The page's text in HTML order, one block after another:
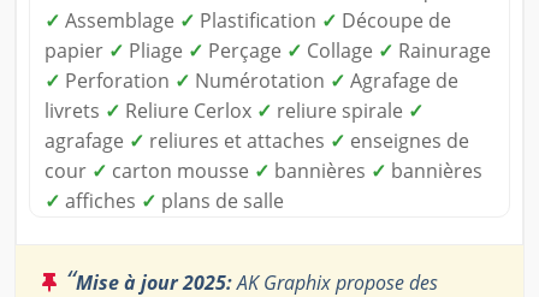
✓ Assemblage ✓ Plastification ✓ Découpe de
papier ✓ Pliage ✓ Perçage ✓ Collage ✓ Rainurage
✓ Perforation ✓ Numérotation ✓ Agrafage de
livrets ✓ Reliure Cerlox ✓ reliure spirale ✓
agrafage ✓ reliures et attaches ✓ enseignes de
cour ✓ carton mousse ✓ bannières ✓ bannières
✓ affiches ✓ plans de salle
“Mise à jour 2025:AK Graphix propose des